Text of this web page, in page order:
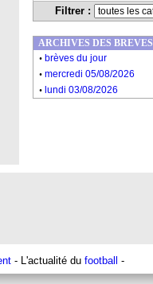
Filtrer :
ARCHIVES DES BREVES
. brèves du jour
. mercredi 05/08/2026
. lundi 03/08/2026
- L'actualité du football -